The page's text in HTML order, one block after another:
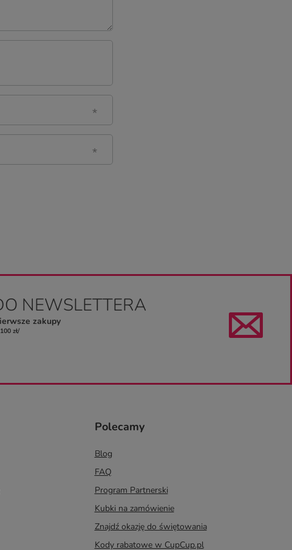
NEWSLETTERA
zakupy
zł/
Polecamy
Blog
FAQ
Program Partnerski
Kubki na zamówienie
Znajdź okazję do świętowania
Kody rabatowe w CupCup.pl